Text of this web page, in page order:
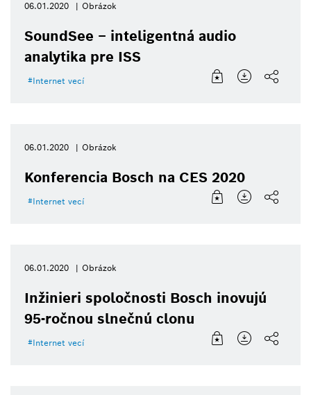
06.01.2020 Obrázok
SoundSee – inteligentná audio
analytika pre ISS
Internet vecí
06.01.2020 Obrázok
Konferencia Bosch na CES 2020
Internet vecí
06.01.2020 Obrázok
Inžinieri spoločnosti Bosch inovujú
95-ročnou slnečnú clonu
Internet vecí